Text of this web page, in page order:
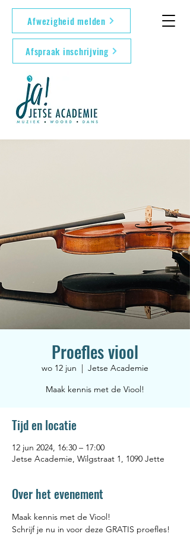
Afwezigheid melden
Afspraak inschrijving
Proefles viool
wo 12 jun
  |
Jetse Academie
Maak kennis met de Viool!
Tijd en locatie
12 jun 2024, 16:30 – 17:00
Jetse Academie, Wilgstraat 1, 1090 Jette
Over het evenement
Maak kennis met de Viool!
Schrijf je nu in voor deze GRATIS proefles!